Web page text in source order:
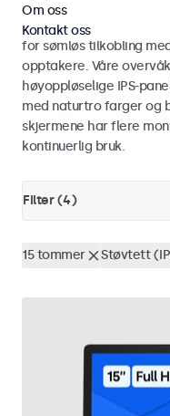
Utforsk CCTV-
for sømløs tilkobling
opptakere. Våre
høyoppløselige IPS-
med naturtro farger og
skjermene har flere
kontinuerlig bruk.
Filter (4)
15 tommer Støvtett
Om oss
Kontakt oss